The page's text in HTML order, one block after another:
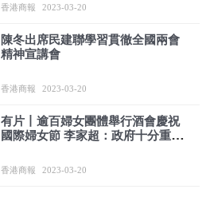
香港商報 2023-03-20
陳冬出席民建聯學習貫徹全國兩會
精神宣講會
香港商報 2023-03-20
有片丨逾百婦女團體舉行酒會慶祝
國際婦女節 李家超：政府十分重視
香港商報 2023-03-20